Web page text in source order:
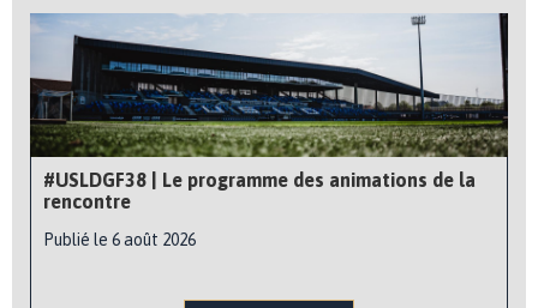
#USLDGF38 | Le programme des animations de la
rencontre
Publié le 6 août 2026